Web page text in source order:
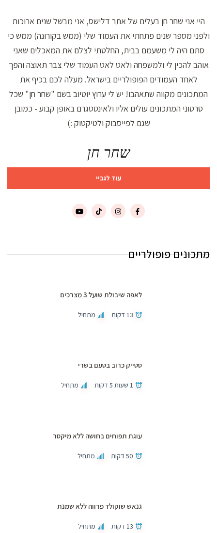
היי אני שחר חן בעלים של אתר דלישס, אני מבשל שנים ארוכות
ולפני מספר שנים פתחתי את העמוד שלי (ממש בקורונה) ממש כי
סתם היה לי משעמם בבית, החלטתי לצלם את המאכלים שאני
אוהב להכין לי ולמשפחה ולאט לאט העמוד שלי צבר תאוצה והפך
לאחד העמודים הפופולריים בישראל. מעלה לכם בכיף את
המתכונים מקווה שתאהבו! יש לי ערוץ יוטיוב בשם "שחר חן" שכל
סרטוני המתכונים עולים אליו ולאינסטגרם באופן קבוע - כמובן
שגם לפייסבוק ולטיקטוק :)
שחר חן
עוד לגביי
מתכונים פופולריים
לאפה שיבולת שועל 3 מצרכים
13 דקות מתחיל
סטייק כרוב בטעם בשרי
1 שעות 5 דקות מתחיל
עוגת תפוחים בחושה ללא מיקסר
50 דקות מתחיל
גנאש שוקולד פרווה ללא שמנת
13 דקות מתחיל